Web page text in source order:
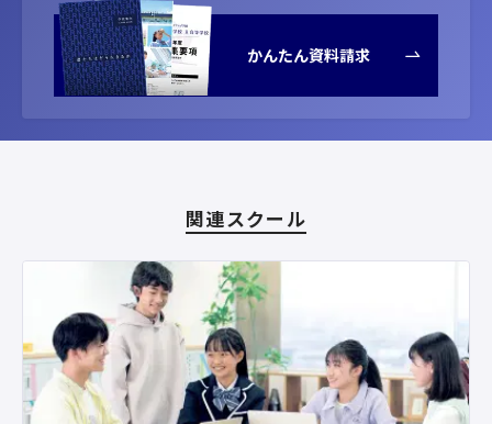
かんたん資料請求
関連スクール